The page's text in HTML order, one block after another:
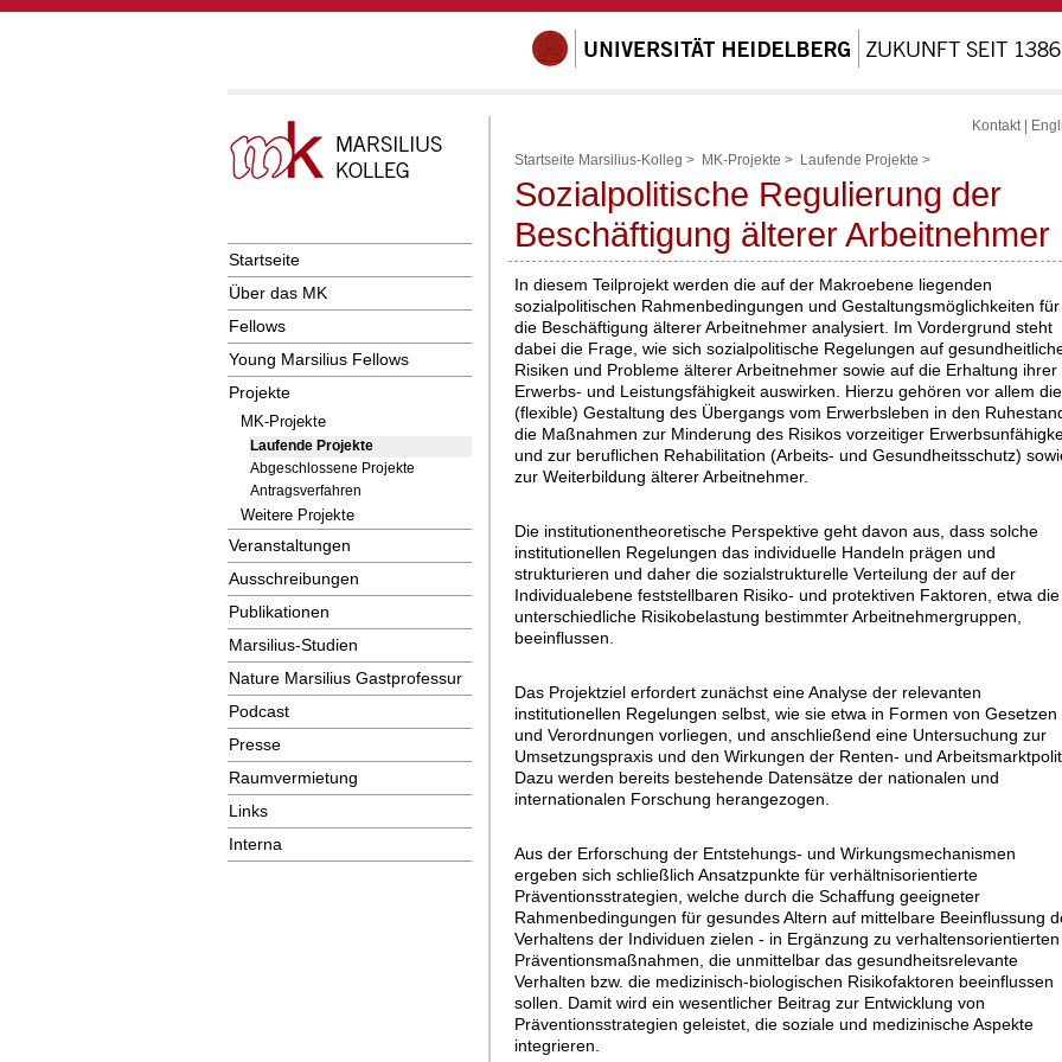
Startseite
Über das MK
Fellows
Young Marsilius Fellows
Projekte
MK-Projekte
Laufende Projekte
Abgeschlossene Projekte
Antragsverfahren
Weitere Projekte
Veranstaltungen
Ausschreibungen
Publikationen
Marsilius-Studien
Nature Marsilius Gastprofessur
Podcast
Presse
Raumvermietung
Links
Interna
Kontakt
Startseite Marsilius-Kolleg > MK-Projekte > Laufende Projekte >
Sozialpolitische Regulierung der
Beschäftigung älterer Arbeitnehmer
In diesem Teilprojekt werden die auf der Makroebene liegenden
sozialpolitischen Rahmenbedingungen und Gestaltungsmöglichkeiten für
die Beschäftigung älterer Arbeitnehmer analysiert. Im Vordergrund steht
dabei die Frage, wie sich sozialpolitische Regelungen auf
Risiken und Probleme älterer Arbeitnehmer sowie auf die Erhaltung ihrer
Erwerbs- und Leistungsfähigkeit auswirken. Hierzu gehören vor allem die
(flexible) Gestaltung des Übergangs vom Erwerbsleben in den
die Maßnahmen zur Minderung des Risikos vorzeitiger
und zur beruflichen Rehabilitation (Arbeits- und Gesundheitsschutz)
zur Weiterbildung älterer Arbeitnehmer.
Die institutionentheoretische Perspektive geht davon aus, dass solche
institutionellen Regelungen das individuelle Handeln prägen und
strukturieren und daher die sozialstrukturelle Verteilung der auf der
Individualebene feststellbaren Risiko- und protektiven Faktoren, etwa die
unterschiedliche Risikobelastung bestimmter Arbeitnehmergruppen,
beeinflussen.
Das Projektziel erfordert zunächst eine Analyse der relevanten
institutionellen Regelungen selbst, wie sie etwa in Formen von Gesetzen
und Verordnungen vorliegen, und anschließend eine Untersuchung zur
Umsetzungspraxis und den Wirkungen der Renten- und
Dazu werden bereits bestehende Datensätze der nationalen und
internationalen Forschung herangezogen.
Aus der Erforschung der Entstehungs- und Wirkungsmechanismen
ergeben sich schließlich Ansatzpunkte für verhältnisorientierte
Präventionsstrategien, welche durch die Schaffung geeigneter
Rahmenbedingungen für gesundes Altern auf mittelbare Beeinflussung
Verhaltens der Individuen zielen - in Ergänzung zu verhaltensorientierten
Präventionsmaßnahmen, die unmittelbar das gesundheitsrelevante
Verhalten bzw. die medizinisch-biologischen Risikofaktoren beeinflussen
sollen. Damit wird ein wesentlicher Beitrag zur Entwicklung von
Präventionsstrategien geleistet, die soziale und medizinische Aspekte
integrieren.